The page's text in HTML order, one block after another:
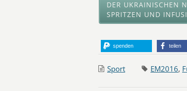
DER UKRAINISCHEN
SPRITZEN UND
spenden teilen
Sport EM2016,